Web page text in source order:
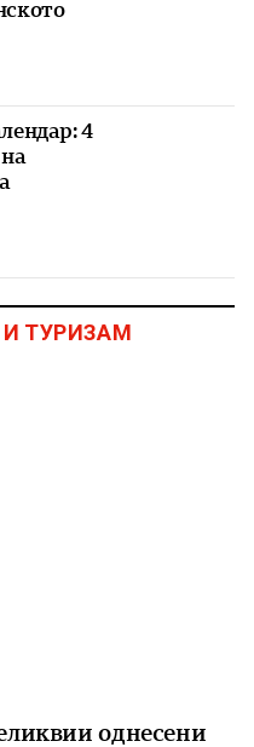
4
И ТУРИЗАМ
однесени